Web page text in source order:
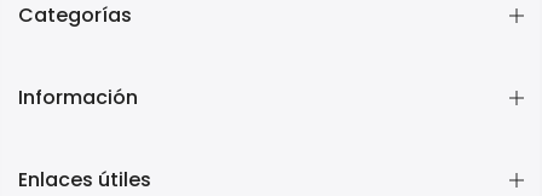
Categorías
Información
Enlaces útiles